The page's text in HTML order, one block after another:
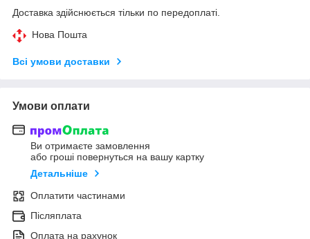
Доставка здійснюється тільки по передоплаті.
Нова Пошта
Всі умови доставки
Умови оплати
Ви отримаєте замовлення
або гроші повернуться на вашу картку
Детальніше
Оплатити частинами
Післяплата
Оплата на рахунок